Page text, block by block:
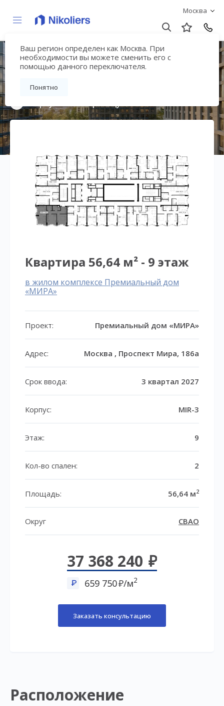
Москва
Ваш регион определен как Москва. При
необходимости вы можете сменить его с
помощью данного переключателя.
Понятно
Премиальный дом
«МИРА»
Квартира 56,64 м² - 9 этаж
в жилом комплексе Премиальный дом
«МИРА»
Проект: Премиальный дом «МИРА»
Адрес: Москва , Проспект Мира, 186а
Срок ввода: 3 квартал 2027
Корпус: MIR-3
Этаж: 9
Кол-во спален: 2
Площадь: 56,64 м2
Округ СВАО
37 368 240
659 750 /м2
Заказать консультацию
Расположение